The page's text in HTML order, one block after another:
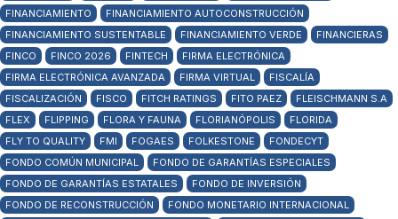
FINANCIAMIENTO
FINANCIAMIENTO AUTOCONSTRUCCIÓN
FINANCIAMIENTO SUSTENTABLE
FINANCIAMIENTO VERDE
FINANCIERAS
FINCO
FINCO 2026 FINTECH
FIRMA ELECTRÓNICA
FIRMA ELECTRÓNICA AVANZADA
FIRMA VIRTUAL
FISCALÍA
FISCALIZACIÓN
FISCO FITCH RATINGS FITO PAEZ
FLEISCHMANN S.A
FLEX
FLIPPING FLORA Y FAUNA FLORIANÓPOLIS
FLORIDA
FLY TO QUALITY
FMI FOGAES FOLKESTONE
FONDECYT
FONDO COMÚN MUNICIPAL
FONDO DE GARANTÍAS ESPECIALES
FONDO DE GARANTÍAS ESTATALES
FONDO DE INVERSIÓN
FONDO DE RECONSTRUCCIÓN
FONDO MONETARIO INTERNACIONAL